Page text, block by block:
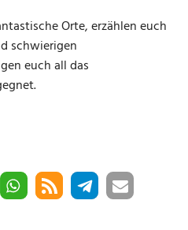
Orte, erzählen euch
schwierigen
euch all das